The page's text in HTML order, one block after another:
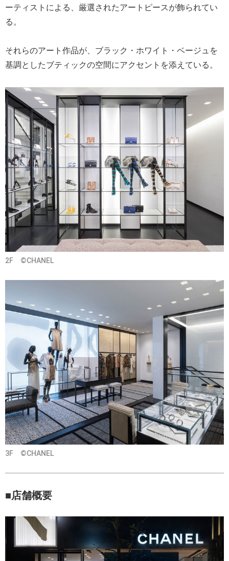
ーティストによる、厳選されたアートピースが飾られてい
る。
それらのアート作品が、ブラック・ホワイト・ベージュを
基調としたブティックの空間にアクセントを添えている。
2F ©CHANEL
3F ©CHANEL
■店舗概要